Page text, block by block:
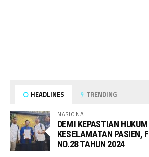
HEADLINES TRENDING
NASIONAL
DEMI KEPASTIAN
KESELAMATAN PASIEN,
NO.28 TAHUN 2024